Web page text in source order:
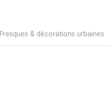
Fresques & décorations urbaines